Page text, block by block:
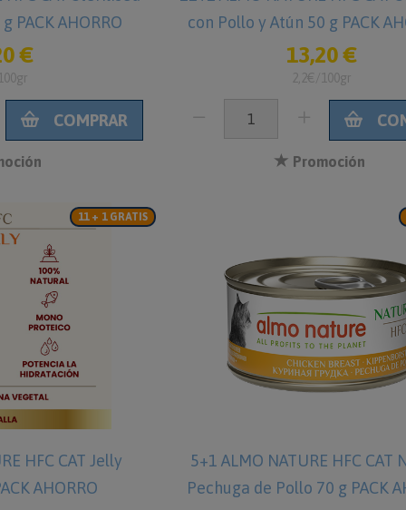
PACK AHORRO
€
COMPRAR
con Pollo y Atún 50 g PACK
copia
13,20 €
2,2€/100gr
Promoción
11 + 1 GRATIS
HFC CAT Jelly
AHORRO
5+1 ALMO NATURE HFC CAT
Pechuga de Pollo 70 g PACK